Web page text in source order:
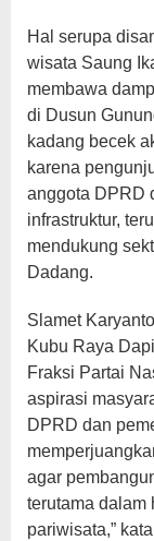
Hal serupa
wisata Saung
membawa
di Dusun
kadang becek
karena
anggota DPRD
infrastruktur,
mendukung
Dadang.
Slamet
Kubu Raya
Fraksi Partai
aspirasi
DPRD dan
agar
terutama dalam
pariwisata,”